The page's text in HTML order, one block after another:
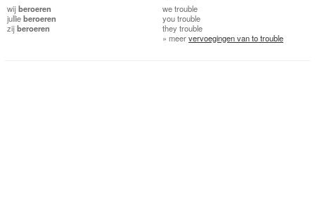
wijberoeren
jullieberoeren
zijberoeren
wetrouble
youtrouble
they trouble
» meervervoegingen van to trouble